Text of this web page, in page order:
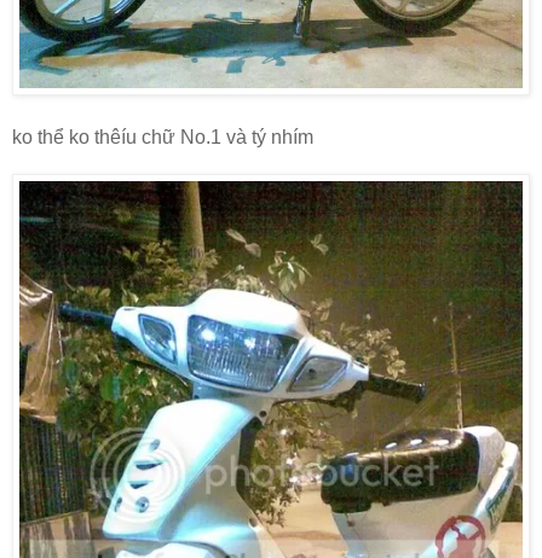
ko thể ko thêíu chữ No.1 và tý nhím